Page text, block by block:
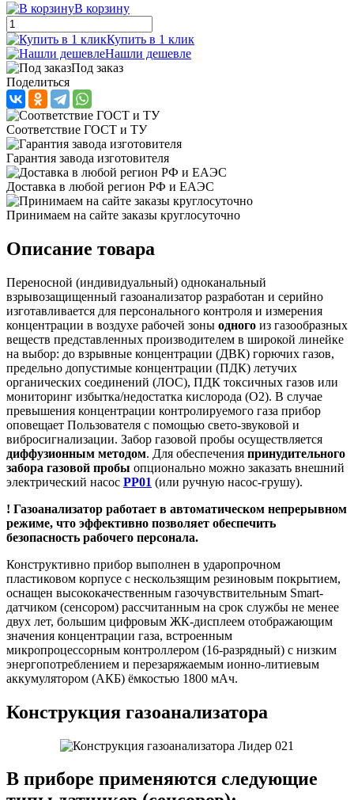
В корзину
Купить в 1 клик
Нашли дешевле
Под заказ
Поделиться
Соответствие ГОСТ и ТУ
Гарантия завода изготовителя
Доставка в любой регион РФ и ЕАЭС
Принимаем на сайте заказы круглосуточно
Описание товара
Переносной (индивидуальный) одноканальный
взрывозащищенный газоанализатор разработан и серийно
изготавливается для персонального контроля и измерения
концентрации в воздухе рабочей зоны одного из газообразных
веществ представленных производителем в широкой линейке
на выбор: до взрывные концентрации (ДВК) горючих газов,
предельно допустимые концентрации (ПДК) летучих
органических соединений (ЛОС), ПДК токсичных газов или
мониторинг избытка/недостатка кислорода (O2). В случае
превышения концентрации контролируемого газа прибор
оповещает Пользователя с помощью свето-звуковой и
вибросигнализации. Забор газовой пробы осуществляется
диффузионным методом. Для обеспечения принудительного
забора газовой пробы опционально можно заказать внешний
электрический насос PP01 (или ручную насос-грушу).
! Газоанализатор работает в автоматическом непрерывном
режиме, что эффективно позволяет обеспечить
безопасность рабочего персонала.
Конструктивно прибор выполнен в ударопрочном
пластиковом корпусе с нескользящим резиновым покрытием,
оснащен высококачественным газочувствительным Smart-
датчиком (сенсором) рассчитанным на срок службы не менее
двух лет, большим цифровым ЖК-дисплеем отображающим
значения концентрации газа, встроенным
микропроцессорным контроллером (16-разрядный) с низким
энергопотреблением и перезаряжаемым ионно-литиевым
аккумулятором (АКБ) ёмкостью 1800 мАч.
Конструкция газоанализатора
В приборе применяются следующие